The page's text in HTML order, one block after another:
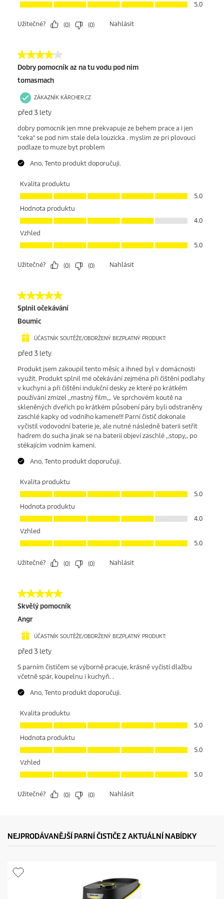
NEJPRODÁVANĚJŠÍ PARNÍ ČISTIČE Z AKTUÁLNÍ NABÍDKY